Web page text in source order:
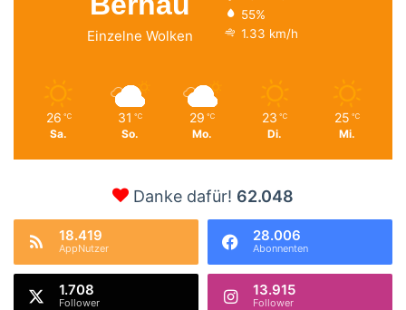
Einzelne Wolken
55%
1.33 km/h
26 ℃
Sa.
31 ℃
So.
29 ℃
Mo.
23 ℃
Di.
25 ℃
Mi.
Danke dafür! 62.048
18.419
AppNutzer
28.006
Abonnenten
1.708
Follower
13.915
Follower